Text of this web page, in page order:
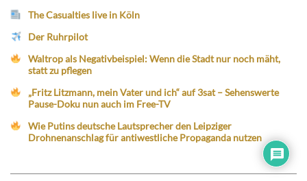
The Casualties live in Köln
Der Ruhrpilot
Waltrop als Negativbeispiel: Wenn die Stadt nur noch mäht,
statt zu pflegen
„Fritz Litzmann, mein Vater und ich“ auf 3sat – Sehenswerte
Pause-Doku nun auch im Free-TV
Wie Putins deutsche Lautsprecher den Leipziger
Drohnenanschlag für antiwestliche Propaganda nutzen